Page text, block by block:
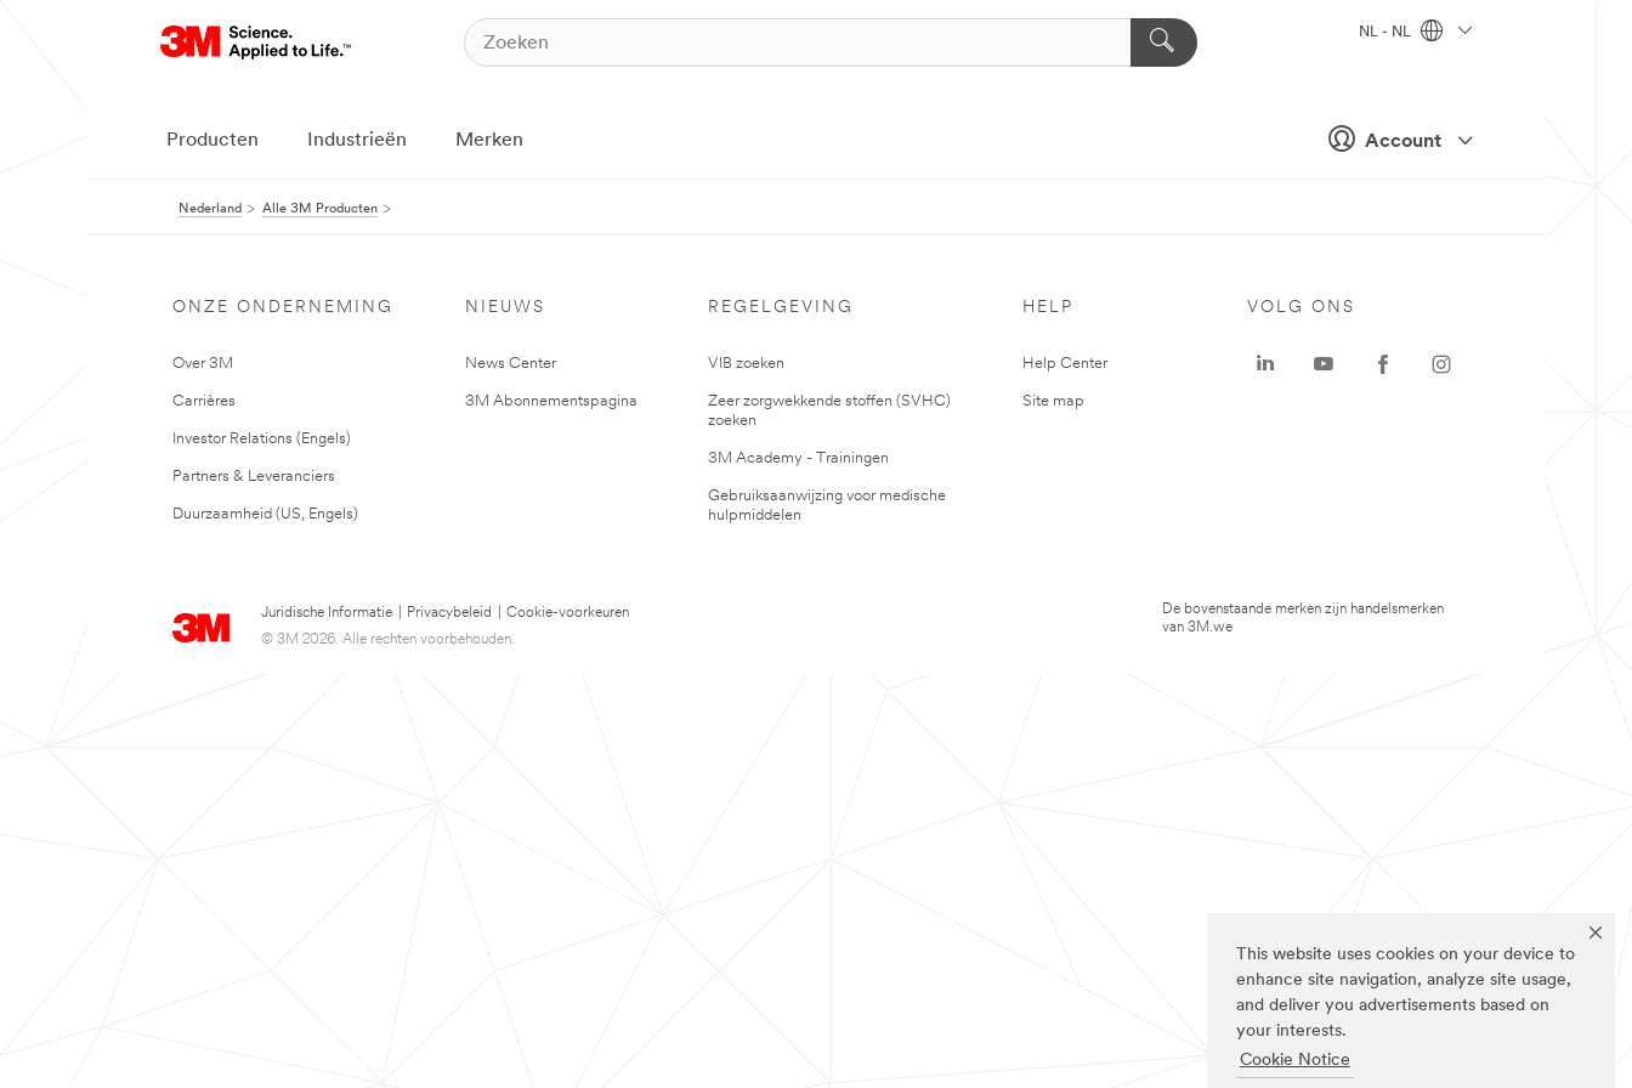
This website uses cookies on your device to
enhance site navigation, analyze site usage,
and deliver you advertisements based on
your interests.
Cookie Notice
Account
NL - NL
Producten Industrieën Merken
Nederland Alle 3M Producten
ONZE ONDERNEMING
Over 3M
Carrières
Investor Relations (Engels)
Partners & Leveranciers
Duurzaamheid (US, Engels)
NIEUWS
News Center
3M Abonnementspagina
REGELGEVING
VIB zoeken
Zeer zorgwekkende stoffen (SVHC)
zoeken
3M Academy - Trainingen
Gebruiksaanwijzing voor medische
hulpmiddelen
HELP
Help Center
Site map
Juridische Informatie Privacybeleid
Cookie-voorkeuren
© 3M 2026. Alle rechten voorbehouden.
VOLG ONS
De bovenstaande merken zijn handelsmerken
van 3M.we